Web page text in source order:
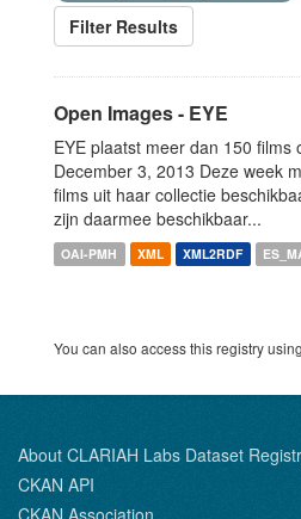
Filter Results
Open Images - EYE
EYE plaatst meer dan 150 films
December 3, 2013 Deze week
films uit haar collectie
zijn daarmee beschikbaar...
OAI-PMH XML XML2RDF
You can also access this registry
About CLARIAH Labs Dataset
CKAN API
CKAN Association